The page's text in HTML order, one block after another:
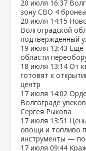
20 июля 16:37
зону СВО 4
20 июля 14:15
Волгоградской
подтверждённый
19 июля 13:43 Ещё
области
18 июля 13:14 От
готовят к
центр
17 июля 14:02
Волгограде
Сергея Рыкова
17 июля 13:51
овощи и топливо
инструменты —
17 июля 09:44